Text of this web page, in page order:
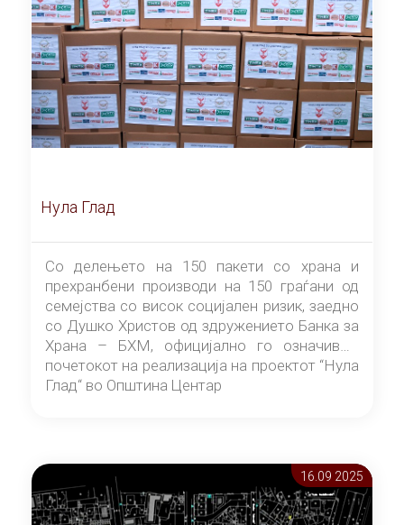
Нула Глад
Со делењето на 150 пакети со храна и
прехранбени производи на 150 граѓани од
семејства со висок социјален ризик, заедно
со Душко Христов од здружението Банка за
Храна – БХМ, официјално го означивме
почетокот на реализација на проектот “Нула
Глад“ во Општина Центар
16.09 2025